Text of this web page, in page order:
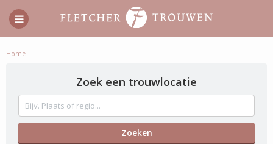
Home
Zoek een trouwlocatie